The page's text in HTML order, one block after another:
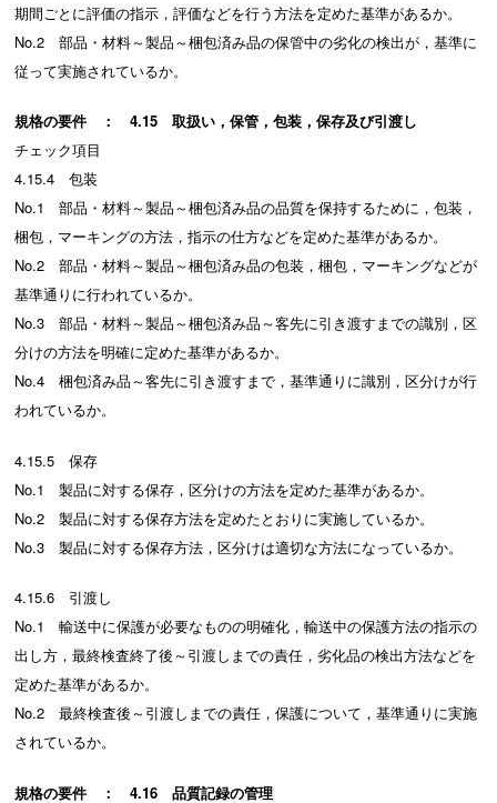
期間ごとに評価の指示，評価などを行う方法を定めた基準があるか。
No.2 部品・材料～製品～梱包済み品の保管中の劣化の検出が，基準に
従って実施されているか。
規格の要件 ： 4.15 取扱い，保管，包装，保存及び引渡し
チェック項目
4.15.4 包装
No.1 部品・材料～製品～梱包済み品の品質を保持するために，包装，
梱包，マーキングの方法，指示の仕方などを定めた基準があるか。
No.2 部品・材料～製品～梱包済み品の包装，梱包，マーキングなどが
基準通りに行われているか。
No.3 部品・材料～製品～梱包済み品～客先に引き渡すまでの識別，区
分けの方法を明確に定めた基準があるか。
No.4 梱包済み品～客先に引き渡すまで，基準通りに識別，区分けが行
われているか。
4.15.5 保存
No.1 製品に対する保存，区分けの方法を定めた基準があるか。
No.2 製品に対する保存方法を定めたとおりに実施しているか。
No.3 製品に対する保存方法，区分けは適切な方法になっているか。
4.15.6 引渡し
No.1 輸送中に保護が必要なものの明確化，輸送中の保護方法の指示の
出し方，最終検査終了後～引渡しまでの責任，劣化品の検出方法などを
定めた基準があるか。
No.2 最終検査後～引渡しまでの責任，保護について，基準通りに実施
されているか。
規格の要件 ： 4.16 品質記録の管理